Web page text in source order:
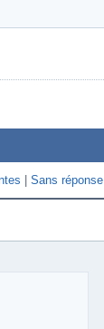
Sans réponse